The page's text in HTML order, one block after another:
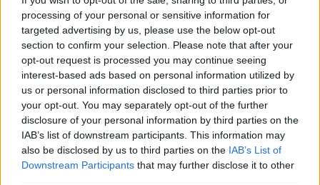
processing of your personal or sensitive information for
targeted advertising by us, please use the below opt-out
section to confirm your selection. Please note that after your
opt-out request is processed you may continue seeing
interest-based ads based on personal information utilized by
us or personal information disclosed to third parties prior to
your opt-out. You may separately opt-out of the further
disclosure of your personal information by third parties on the
IAB’s list of downstream participants. This information may
also be disclosed by us to third parties on the IAB’s List of
Downstream Participants that may further disclose it to other
Annons: